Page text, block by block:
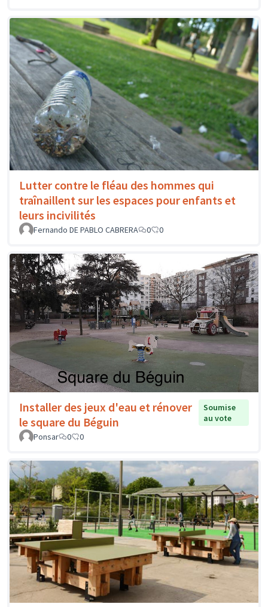
Lutter contre le fléau des hommes qui
traînaillent sur les espaces pour enfants et
leurs incivilités
Fernando DE PABLO CABRERA 0 0
Installer des jeux d'eau et rénover
le square du Béguin
Soumise
au vote
Ponsar
0 0